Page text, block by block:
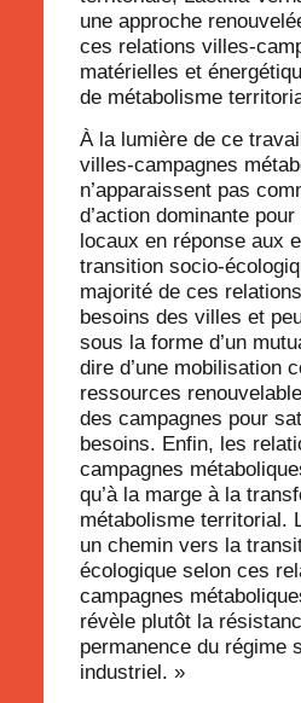
une approche
ces relations villes-
matérielles et
de métabolisme
À la lumière de ce
villes-campagnes
n’apparaissent pas
d’action dominante
locaux en réponse aux
transition socio-
majorité de ces
besoins des villes et
sous la forme d’un
dire d’une mobilisation
ressources
des campagnes pour
besoins. Enfin, les
campagnes
qu’à la marge à la
métabolisme territorial.
un chemin vers la
écologique selon ces
campagnes
révèle plutôt la
permanence du régime
industriel. »